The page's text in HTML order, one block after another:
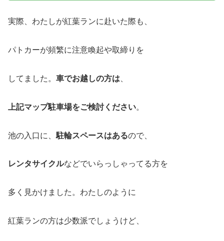
実際、わたしが紅葉ランに赴いた際も、
パトカーが頻繁に注意喚起や取締りを
してました。 車でお越しの方は
上記マップ駐車場をご検討ください。
池の入口に、 駐輪スペースはあるので、
レンタサイクルなどでいらっしゃってる方を
多く見かけました。わたしのように
紅葉ランの方は少数派でしょうけど、